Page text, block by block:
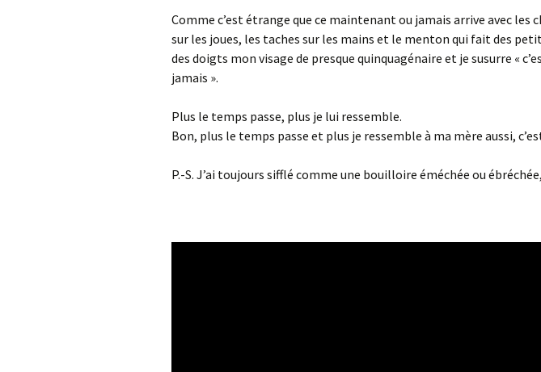
Comme c’est étrange que ce maintenant ou jamais arrive avec les
sur les joues, les taches sur les mains et le menton qui fait des
des doigts mon visage de presque quinquagénaire et je susurre «
jamais ».
Plus le temps passe, plus je lui ressemble.
Bon, plus le temps passe et plus je ressemble à ma mère aussi,
P.-S. J’ai toujours sifflé comme une bouilloire éméchée ou